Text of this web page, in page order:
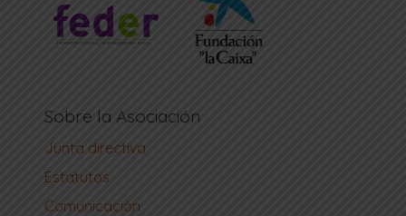
Sobre la Asociación
Junta directiva
Estatutos
Comunicación